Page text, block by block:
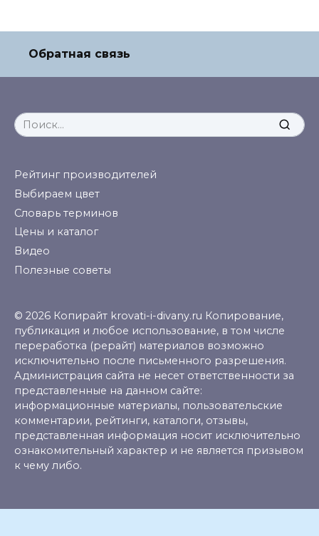
Обратная связь
Search
for:
Рейтинг производителей
Выбираем цвет
Словарь терминов
Цены и каталог
Видео
Полезные советы
© 2026 Копирайт krovati-i-divany.ru Копирование,
публикация и любое использование, в том числе
переработка (рерайт) материалов возможно
исключительно после письменного разрешения.
Администрация сайта не несет ответственности за
представленные на данном сайте:
информационные материалы, пользовательские
комментарии, рейтинги, каталоги, отзывы,
представленная информация носит исключительно
ознакомительный характер и не является призывом
к чему либо.